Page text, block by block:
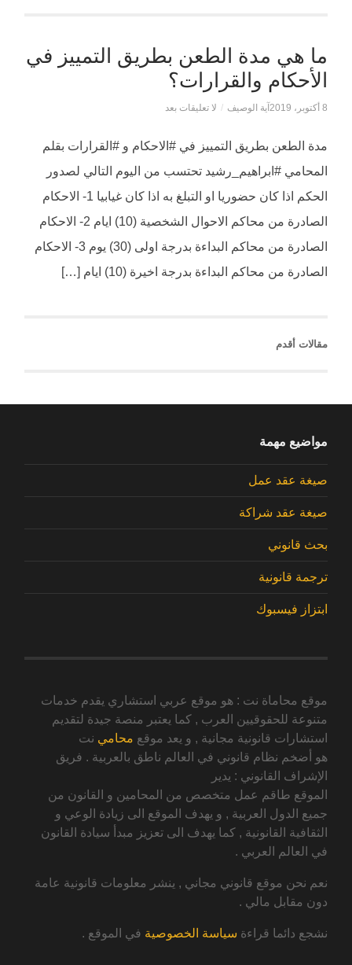
ما هي مدة الطعن بطريق التمييز في
الأحكام والقرارات؟
8 أكتوبر، 2019 آية الوصيف / لا تعليقات بعد
مدة الطعن بطريق التمييز في #الاحكام و #القرارات بقلم
المحامي #ابراهيم_رشيد تحتسب من اليوم التالي لصدور
الحكم اذا كان حضوريا او التبلغ به اذا كان غيابيا 1- الاحكام
الصادرة من محاكم الاحوال الشخصية (10) ايام 2- الاحكام
الصادرة من محاكم البداءة بدرجة اولى (30) يوم 3- الاحكام
الصادرة من محاكم البداءة بدرجة اخيرة (10) ايام […]
مقالات أقدم
مواضيع مهمة
صيغة عقد عمل
صيغة عقد شراكة
بحث قانوني
ترجمة قانونية
ابتزاز فيسبوك
موقع محاماة نت : هو موقع عربي استشاري يقدم خدمات
متنوعة للحقوقيين العرب , كما يعتبر منصة جيدة لتقديم
استشارات قانونية مجانية , و يعد موقع محامي نت
هو أضخم نظام قانوني في العالم ناطق بالعربية . فريق
الإشراف القانوني : يدير
الموقع طاقم عمل متخصص من المحامين و القانون من
جميع الدول العربية , و يهدف الموقع الى زيادة الوعي و
الثقافية القانونية , كما يهدف الى تعزيز مبدأ سيادة القانون
في العالم العربي .
نعم نحن موقع قانوني مجاني , ينشر معلومات قانونية عامة
دون مقابل مالي .
نشجع دائما قراءة سياسة الخصوصية في الموقع .